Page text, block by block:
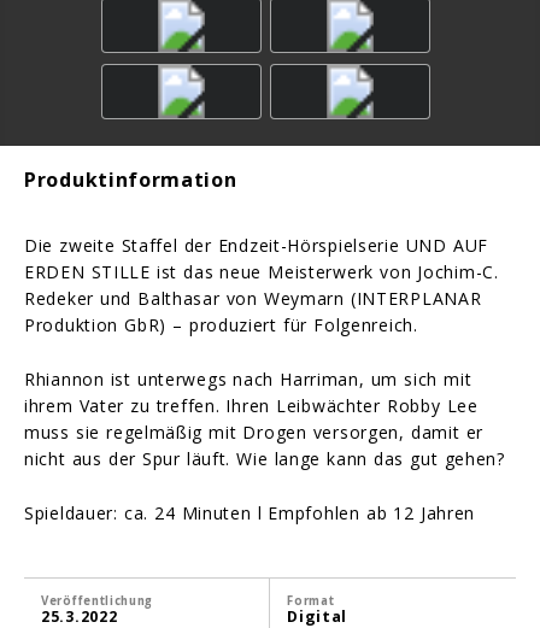
Produktinformation
Die zweite Staffel der Endzeit-Hörspielserie UND AUF
ERDEN STILLE ist das neue Meisterwerk von Jochim-C.
Redeker und Balthasar von Weymarn (INTERPLANAR
Produktion GbR) – produziert für Folgenreich.
Rhiannon ist unterwegs nach Harriman, um sich mit
ihrem Vater zu treffen. Ihren Leibwächter Robby Lee
muss sie regelmäßig mit Drogen versorgen, damit er
nicht aus der Spur läuft. Wie lange kann das gut gehen?
Spieldauer: ca. 24 Minuten l Empfohlen ab 12 Jahren
Veröffentlichung
25.3.2022
Format
Digital